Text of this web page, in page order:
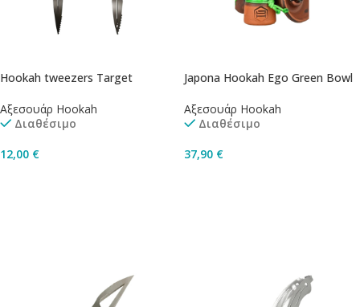
Hookah tweezers Target
Αξεσουάρ Hookah
Διαθέσιμο
12,00 €
Japona Hookah Ego Green Bowl
Αξεσουάρ Hookah
Διαθέσιμο
37,90 €